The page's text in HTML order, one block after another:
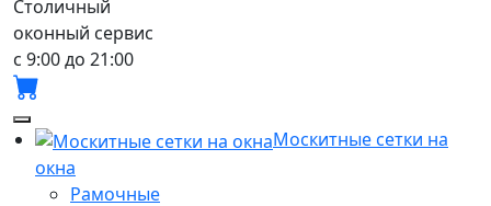
с 9:00 до 21:00
Москитные сетки на
окна
Рамочные